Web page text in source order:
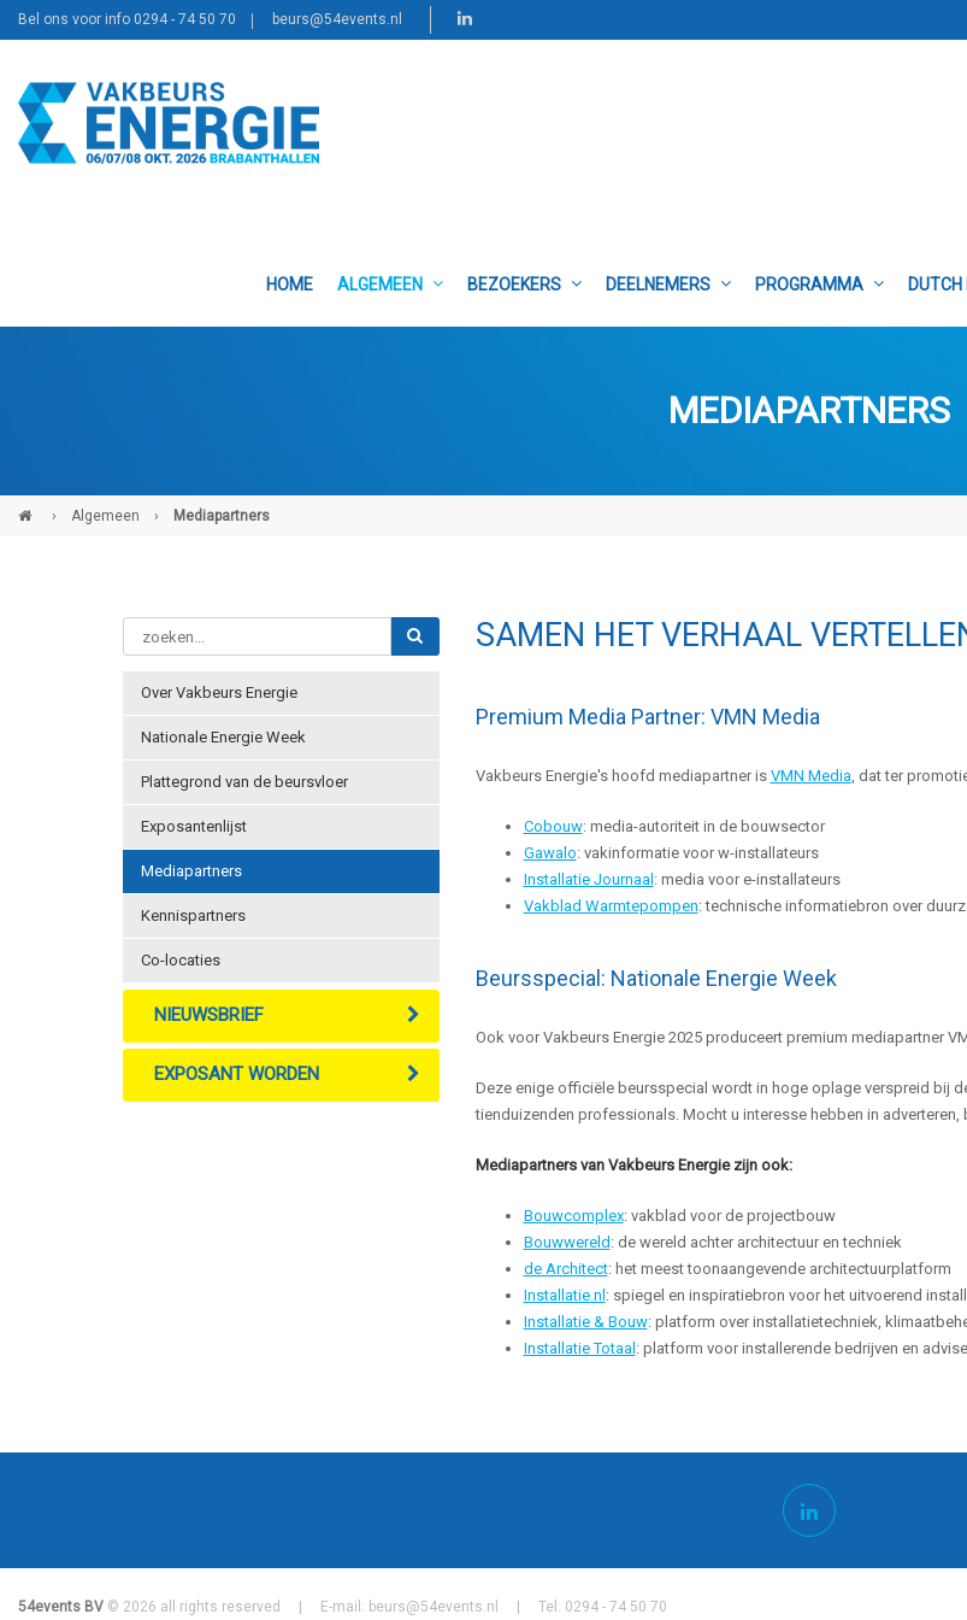
Bel ons voor info 0294 - 74 50 70 beurs@54events.nl
HOME ALGEMEEN BEZOEKERS DEELNEMERS PROGRAMMA
MEDIAPARTNERS
› Algemeen › Mediapartners
Over Vakbeurs Energie
Nationale Energie Week
Plattegrond van de beursvloer
Exposantenlijst
Mediapartners
Kennispartners
Co-locaties
NIEUWSBRIEF
EXPOSANT WORDEN
SAMEN HET VERHAAL
Premium Media Partner: VMN Media
Vakbeurs Energie's hoofd mediapartner is VMN Media, dat ter
Cobouw: media-autoriteit in de bouwsector
Gawalo: vakinformatie voor w-installateurs
Installatie Journaal : media voor e-installateurs
Vakblad Warmtepompen: technische informatiebron over
Beursspecial: Nationale Energie Week
Ook voor Vakbeurs Energie 2025 produceert premium mediapartner
Deze enige officiële beursspecial wordt in hoge oplage verspreid bij
tienduizenden professionals. Mocht u interesse hebben in adverteren,
Mediapartners van Vakbeurs Energie zijn ook:
Bouwcomplex: vakblad voor de projectbouw
Bouwwereld : de wereld achter architectuur en techniek
de Architect: het meest toonaangevende architectuurplatform
Installatie.nl : spiegel en inspiratiebron voor het uitvoerend
Installatie & Bouw: platform over installatietechniek,
Installatie Totaal : platform voor installerende bedrijven en
54events BV © 2026 all rights reserved | E-mail: beurs@54events.nl | Tel: 0294 - 74 50 70